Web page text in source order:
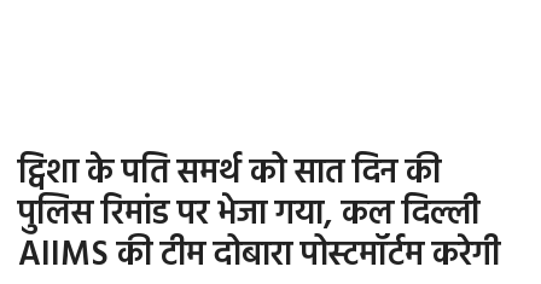
Office Office
Political Gossips
ट्विशा के पति समर्थ को सात दिन की
पुलिस रिमांड पर भेजा गया, कल दिल्ली
AIIMS की टीम दोबारा पोस्टमॉर्टम करेगी